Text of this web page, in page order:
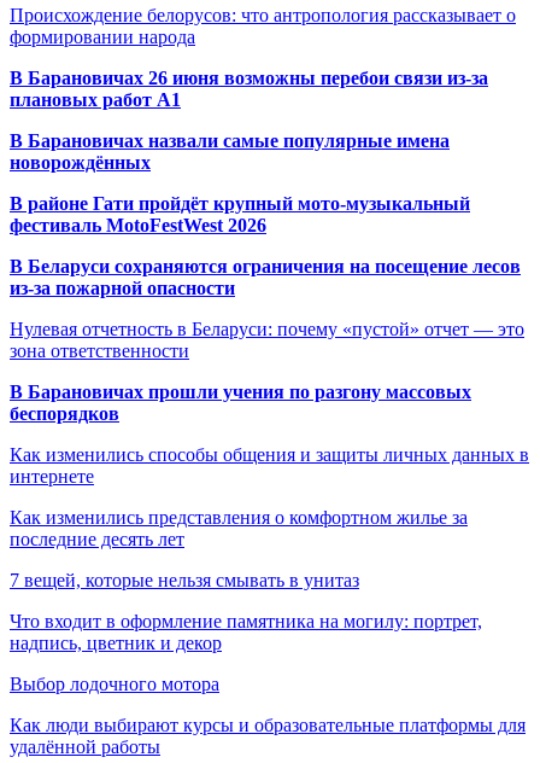
Происхождение белорусов: что антропология рассказывает о
формировании народа
В Барановичах 26 июня возможны перебои связи из-за
плановых работ A1
В Барановичах назвали самые популярные имена
новорождённых
В районе Гати пройдёт крупный мото-музыкальный
фестиваль MotoFestWest 2026
В Беларуси сохраняются ограничения на посещение лесов
из-за пожарной опасности
Нулевая отчетность в Беларуси: почему «пустой» отчет — это
зона ответственности
В Барановичах прошли учения по разгону массовых
беспорядков
Как изменились способы общения и защиты личных данных в
интернете
Как изменились представления о комфортном жилье за
последние десять лет
7 вещей, которые нельзя смывать в унитаз
Что входит в оформление памятника на могилу: портрет,
надпись, цветник и декор
Выбор лодочного мотора
Как люди выбирают курсы и образовательные платформы для
удалённой работы